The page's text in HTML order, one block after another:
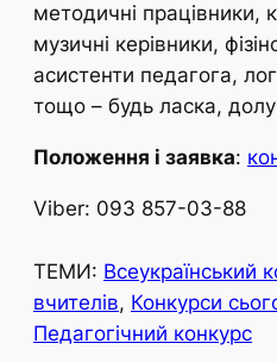
методичні працівники,
музичні керівники,
асистенти педагога,
тощо – будь ласка,
Положення і заявка:
Viber: 093 857-03-88
ТЕМИ: Всеукраїнський
вчителів, Конкурси
Педагогічний конкурс